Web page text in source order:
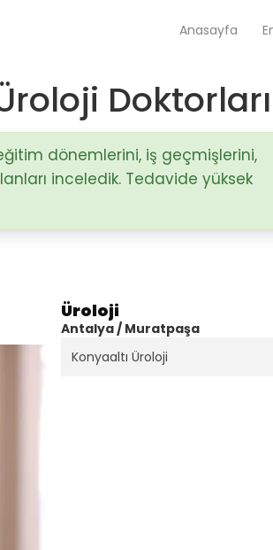
Anasayfa
Doktorları
dönemlerini, iş geçmişlerini,
inceledik. Tedavide yüksek
Üroloji
Antalya / Muratpaşa
Konyaaltı Üroloji